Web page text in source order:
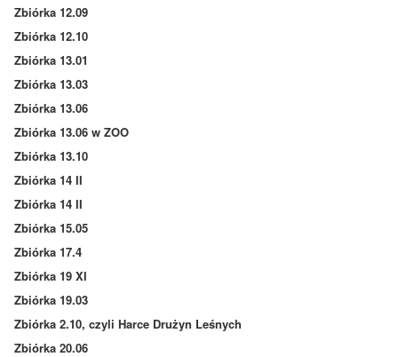
Zbiórka 12.09
Zbiórka 12.10
Zbiórka 13.01
Zbiórka 13.03
Zbiórka 13.06
Zbiórka 13.06 w ZOO
Zbiórka 13.10
Zbiórka 14 II
Zbiórka 14 II
Zbiórka 15.05
Zbiórka 17.4
Zbiórka 19 XI
Zbiórka 19.03
Zbiórka 2.10, czyli Harce Drużyn Leśnych
Zbiórka 20.06